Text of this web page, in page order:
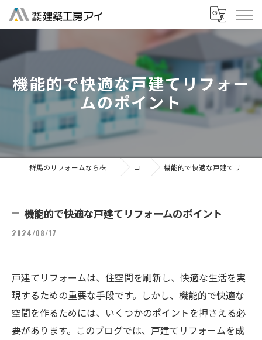
機能的で快適な戸建てリフォー
ムのポイント
コラム 機能的で快適な戸建てリフォームのポイント
機能的で快適な戸建てリフォームのポイント
2024/08/17
戸建てリフォームは、住空間を刷新し、快適な生活を実
現するための重要な手段です。しかし、機能的で快適な
空間を作るためには、いくつかのポイントを押さえる必
要があります。このブログでは、戸建てリフォームを成